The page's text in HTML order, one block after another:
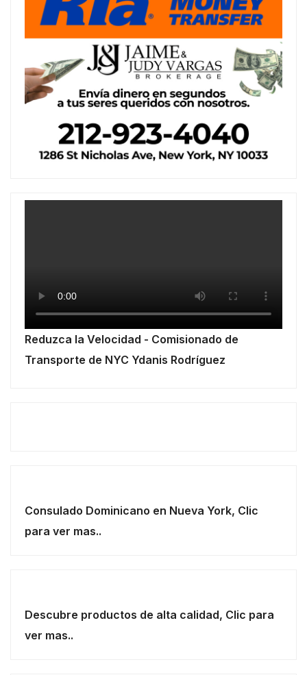
Reduzca la Velocidad - Comisionado de
Transporte de NYC Ydanis Rodríguez
Consulado Dominicano en Nueva York, Clic
para ver mas..
Descubre productos de alta calidad, Clic para
ver mas..